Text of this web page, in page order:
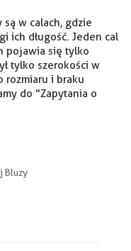
w calach, gdzie
ich długość. Jeden cal
pojawia się tylko
tylko szerokości w
rozmiaru i braku
do "Zapytania o
Bluzy